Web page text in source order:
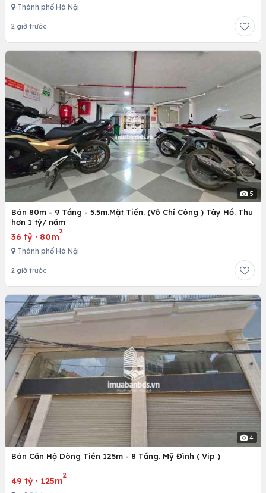
Thành phố Hà Nội
2 giờ trước
5
Bán 80m - 9 Tầng - 5.5m.Mặt Tiền. (Võ Chí Công ) Tây Hồ. Thu
hơn 1 tỷ/ năm
36 tỷ · 80m
2
Thành phố Hà Nội
2 giờ trước
4
Bán Căn Hộ Dòng Tiền 125m - 8 Tầng. Mỹ Đình ( Vip )
49 tỷ · 125m
2